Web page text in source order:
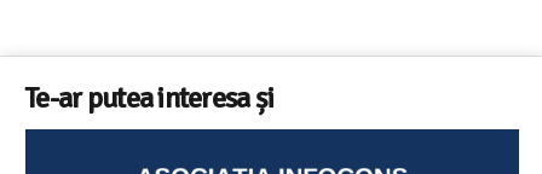
Te-ar putea interesa și